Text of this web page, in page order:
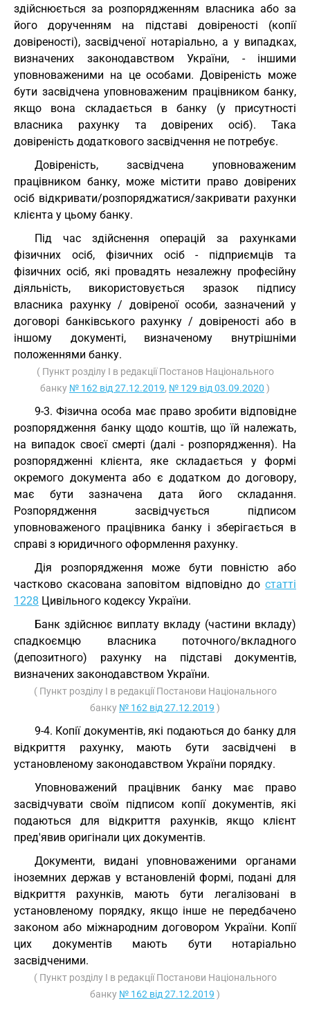
здійснюється за розпорядженням власника або за
його дорученням на підставі довіреності (копії
довіреності), засвідченої нотаріально, а у випадках,
визначених законодавством України, - іншими
уповноваженими на це особами. Довіреність може
бути засвідчена уповноваженим працівником банку,
якщо вона складається в банку (у присутності
власника рахунку та довірених осіб). Така
довіреність додаткового засвідчення не потребує.
Довіреність, засвідчена уповноваженим
працівником банку, може містити право довірених
осіб відкривати/розпоряджатися/закривати рахунки
клієнта у цьому банку.
Під час здійснення операцій за рахунками
фізичних осіб, фізичних осіб - підприємців та
фізичних осіб, які провадять незалежну професійну
діяльність, використовується зразок підпису
власника рахунку / довіреної особи, зазначений у
договорі банківського рахунку / довіреності або в
іншому документі, визначеному внутрішніми
положеннями банку.
( Пункт розділу I в редакції Постанов Національного
банку № 162 від 27.12.2019, № 129 від 03.09.2020 )
9-3. Фізична особа має право зробити відповідне
розпорядження банку щодо коштів, що їй належать,
на випадок своєї смерті (далі - розпорядження). На
розпорядженні клієнта, яке складається у формі
окремого документа або є додатком до договору,
має бути зазначена дата його складання.
Розпорядження засвідчується підписом
уповноваженого працівника банку і зберігається в
справі з юридичного оформлення рахунку.
Дія розпорядження може бути повністю або
частково скасована заповітом відповідно до статті
1228 Цивільного кодексу України.
Банк здійснює виплату вкладу (частини вкладу)
спадкоємцю власника поточного/вкладного
(депозитного) рахунку на підставі документів,
визначених законодавством України.
( Пункт розділу I в редакції Постанови Національного
банку № 162 від 27.12.2019 )
9-4. Копії документів, які подаються до банку для
відкриття рахунку, мають бути засвідчені в
установленому законодавством України порядку.
Уповноважений працівник банку має право
засвідчувати своїм підписом копії документів, які
подаються для відкриття рахунків, якщо клієнт
пред'явив оригінали цих документів.
Документи, видані уповноваженими органами
іноземних держав у встановленій формі, подані для
відкриття рахунків, мають бути легалізовані в
установленому порядку, якщо інше не передбачено
законом або міжнародним договором України. Копії
цих документів мають бути нотаріально
засвідченими.
( Пункт розділу I в редакції Постанови Національного
банку № 162 від 27.12.2019 )